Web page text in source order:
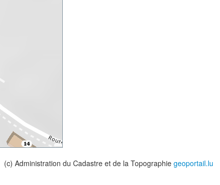
(c) Administration du Cadastre et de la Topographie geoportail.lu